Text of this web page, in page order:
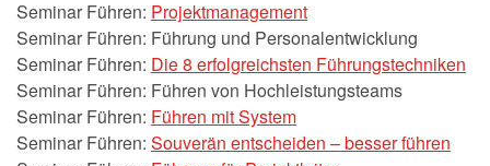
Seminar Führen: Projektmanagement
Seminar Führen: Führung und Personalentwicklung
Seminar Führen: Die 8 erfolgreichsten Führungstechniken
Seminar Führen: Führen von Hochleistungsteams
Seminar Führen: Führen mit System
Seminar Führen: Souverän entscheiden – besser führen